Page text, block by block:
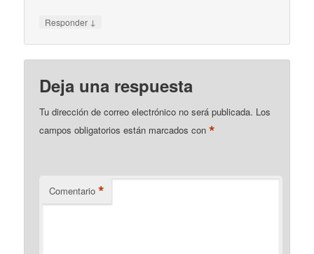
Responder ↓
Deja una respuesta
Tu dirección de correo electrónico no será publicada. Los
campos obligatorios están marcados con*
Comentario *